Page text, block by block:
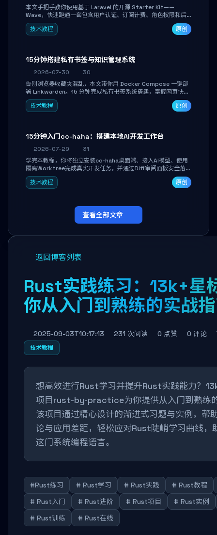
本文手把手教你使用基于 Laravel 的开源 Starter Kit——
Wave，快速跑通一套包含用户认证、订阅计费、角色权限和后
台管理的完整 SaaS 骨架。附带 Stripe 测试支付对接与自定义
业务页面开发实战，助你省去重复基建时间，将精力聚焦于核心
技术教程 原创
15分钟搭建私有书签与知识管理系统
2026-07-30
30
告别浏览器收藏夹混乱，本文带你用 Docker Compose 一键部
署 Linkwarden。15 分钟完成私有书签系统搭建，掌握网页快照
归档、高亮批注、分类管理与全文搜索。适合开发者与知识工作
者打造个人知识库，资料统一归档，随时检索。
技术教程 原创
15分钟入门cc-haha：搭建本地AI开发工作台
2026-07-29
31
学完本教程，你将独立安装cc-haha桌面端、接入AI模型、使用
隔离Worktree完成真实开发任务，并通过Diff审阅面板安全落地
AI代码改写。告别终端黑盒操作，让AI在沙箱环境中工作，你只
做审阅和决策。
技术教程 原创
查看全部文章
返回博客列表
Rust实践练习：13k+星
你从入门到熟练的实战
2025-09-03T10:17:13 231 次阅读 0 点赞 0 评论
技术教程
想高效进行Rust学习并提升Rust实践能力？
项目rust-by-practice为你提供从入门到熟练
该项目通过精心设计的渐进式习题与实例，帮
论与应用差距，轻松应对Rust陡峭学习曲线，
这门系统编程语言。
#Rust练习 # Rust学习 # Rust实践
# Rust教程
# Rust入门
# Rust进阶 # Rust项目
# Rust实例
# Rust训练
# Rust在线